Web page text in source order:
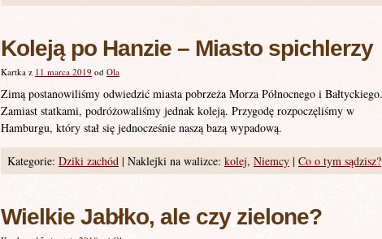
Koleją po Hanzie – Miasto spichlerzy
Kartka z 11 marca 2019 od Ola
Zimą postanowiliśmy odwiedzić miasta pobrzeża Morza Północnego i Bałtyckiego.
Zamiast statkami, podróżowaliśmy jednak koleją. Przygodę rozpoczęliśmy w
Hamburgu, który stał się jednocześnie naszą bazą wypadową.
Kategorie: Dziki zachód | Naklejki na walizce: kolej, Niemcy | Co o tym sądzisz?
Wielkie Jabłko, ale czy zielone?